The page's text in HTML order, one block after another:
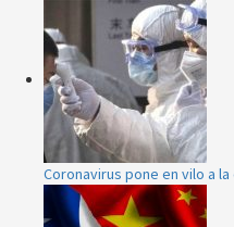
Coronavirus pone en vilo a la